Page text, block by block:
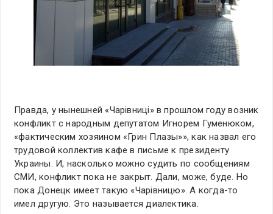
Правда, у нынешней «Чарiвницi» в прошлом году возник
конфликт с народным депутатом Игнорем Гуменюком,
«фактическим хозяином «Грин Плазы»», как назвал его
трудовой коллектив кафе в письме к президенту
Украины. И, насколько можно судить по сообщениям
СМИ, конфликт пока не закрыт. Дали, може, буде. Но
пока Донецк имеет такую «Чарiвницю». А когда-то
имел другую. Это называется диалектика.